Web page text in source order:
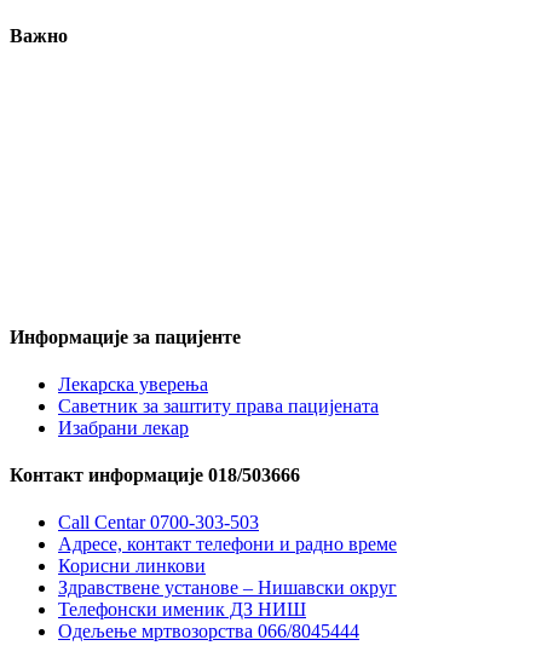
Важно
Информације за пацијенте
Лекарска уверења
Саветник за заштиту права пацијената
Изабрани лекар
Контакт информације 018/503666
Call Centar 0700-303-503
Адресe, контакт телефони и радно време
Корисни линкови
Здравствене установе – Нишавски округ
Телефонски именик ДЗ НИШ
Одељење мртвозорства 066/8045444